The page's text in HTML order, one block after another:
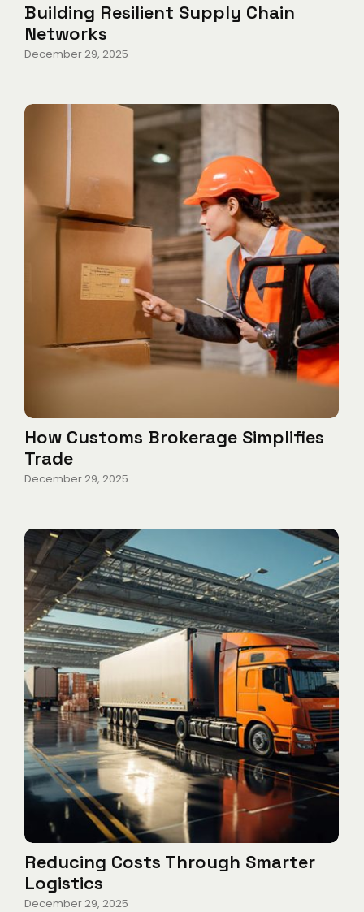
Building Resilient Supply Chain
Networks
December 29, 2025
How Customs Brokerage Simplifies
Trade
December 29, 2025
Reducing Costs Through Smarter
Logistics
December 29, 2025